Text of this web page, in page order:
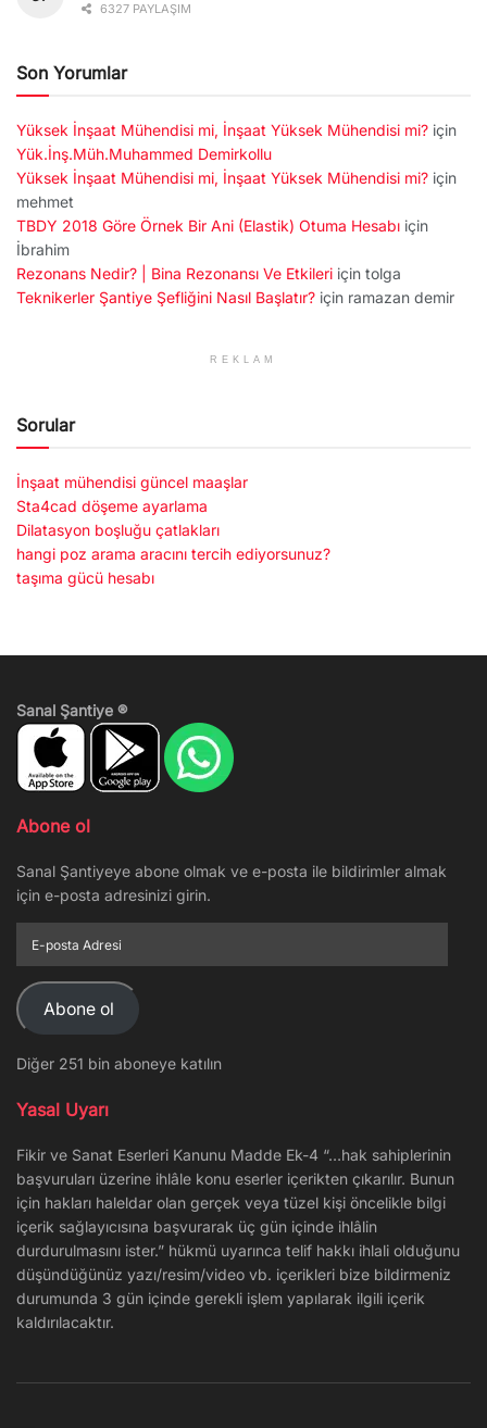
6327 PAYLAŞIM
Son Yorumlar
Yüksek İnşaat Mühendisi mi, İnşaat Yüksek Mühendisi mi? için
Yük.İnş.Müh.Muhammed Demirkollu
Yüksek İnşaat Mühendisi mi, İnşaat Yüksek Mühendisi mi? için
mehmet
TBDY 2018 Göre Örnek Bir Ani (Elastik) Otuma Hesabı için
İbrahim
Rezonans Nedir? | Bina Rezonansı Ve Etkileri için tolga
Teknikerler Şantiye Şefliğini Nasıl Başlatır? için ramazan demir
REKLAM
Sorular
İnşaat mühendisi güncel maaşlar
Sta4cad döşeme ayarlama
Dilatasyon boşluğu çatlakları
hangi poz arama aracını tercih ediyorsunuz?
taşıma gücü hesabı
Sanal Şantiye ®
Abone ol
Sanal Şantiyeye abone olmak ve e-posta ile bildirimler almak
için e-posta adresinizi girin.
posta
Adresi
Abone ol
Diğer 251 bin aboneye katılın
Yasal Uyarı
Fikir ve Sanat Eserleri Kanunu Madde Ek-4 “…hak sahiplerinin
başvuruları üzerine ihlâle konu eserler içerikten çıkarılır. Bunun
için hakları haleldar olan gerçek veya tüzel kişi öncelikle bilgi
içerik sağlayıcısına başvurarak üç gün içinde ihlâlin
durdurulmasını ister.” hükmü uyarınca telif hakkı ihlali olduğunu
düşündüğünüz yazı/resim/video vb. içerikleri bize bildirmeniz
durumunda 3 gün içinde gerekli işlem yapılarak ilgili içerik
kaldırılacaktır.